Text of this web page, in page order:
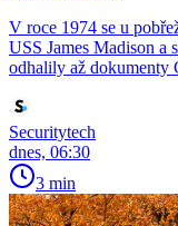
V roce 1974 se u
USS James Madison a
odhalily až dokumenty
Securitytech
dnes, 06:30
3 min